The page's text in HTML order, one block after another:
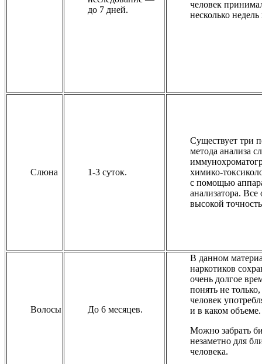
до 7 дней.
человек
несколько недель
Слюна 1-3 суток.
Существует три
метода анализа
химико-
с помощью
анализатора. Все
высокой
Волосы До 6 месяцев.
В данном
наркотиков
очень долгое
понять не только,
человек
и в каком объеме.
Можно забрать
незаметно для
человека.